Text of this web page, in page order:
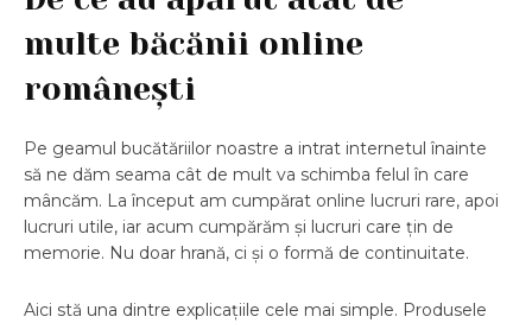
multe băcănii online
românești
Pe geamul bucătăriilor noastre a intrat internetul înainte
să ne dăm seama cât de mult va schimba felul în care
mâncăm. La început am cumpărat online lucruri rare, apoi
lucruri utile, iar acum cumpărăm și lucruri care țin de
memorie. Nu doar hrană, ci și o formă de continuitate.
Aici stă una dintre explicațiile cele mai simple. Produsele